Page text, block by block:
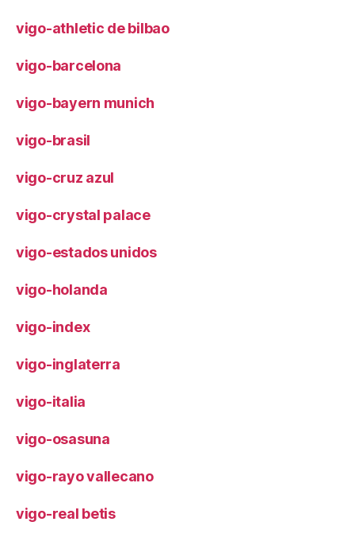
vigo-athletic de bilbao
vigo-barcelona
vigo-bayern munich
vigo-brasil
vigo-cruz azul
vigo-crystal palace
vigo-estados unidos
vigo-holanda
vigo-index
vigo-inglaterra
vigo-italia
vigo-osasuna
vigo-rayo vallecano
vigo-real betis